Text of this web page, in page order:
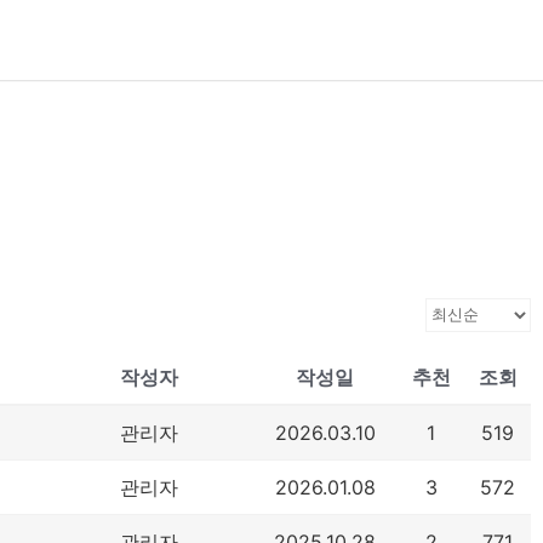
작성자 작성일 추천 조회
관리자 2026.03.10 1 519
관리자 2026.01.08 3 572